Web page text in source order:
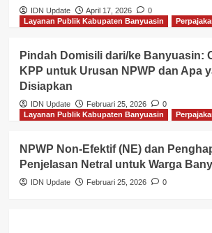
IDN Update April 17, 2026
0
Layanan Publik Kabupaten Banyuasin
Pindah Domisili dari/ke Banyuasin:
KPP untuk Urusan NPWP dan Apa
Disiapkan
IDN Update Februari 25, 2026
0
Layanan Publik Kabupaten Banyuasin
NPWP Non-Efektif (NE) dan
Penjelasan Netral untuk Warga
IDN Update Februari 25, 2026 0